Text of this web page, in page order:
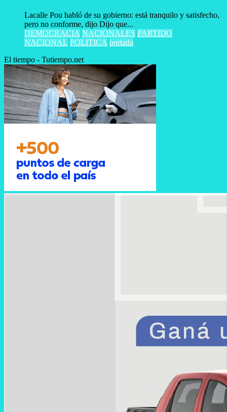
Lacalle Pou habló de su gobierno: está tranquilo y satisfecho,
pero no conforme, dijo Dijo que...
DEMOCRACIA NACIONALES PARTIDO
NACIONAL POLITICA portada
El tiempo - Tutiempo.net